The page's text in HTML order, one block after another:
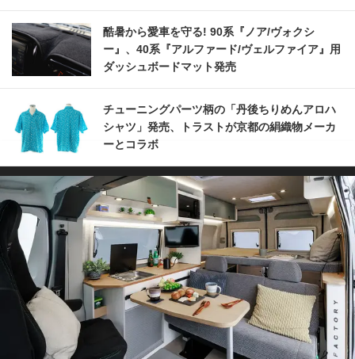
酷暑から愛車を守る! 90系『ノア/ヴォクシ
ー』、40系『アルファード/ヴェルファイア』用
ダッシュボードマット発売
チューニングパーツ柄の「丹後ちりめんアロハ
シャツ」発売、トラストが京都の絹織物メーカ
ーとコラボ